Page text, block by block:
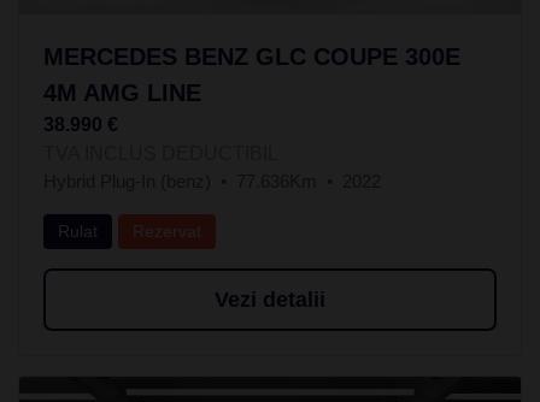
MERCEDES BENZ GLC COUPE 300E
4M AMG LINE
38.990 €
Rulat Rezervat
Vezi detalii